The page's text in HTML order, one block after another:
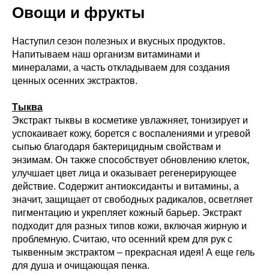
Овощи и фрукты
Наступил сезон полезных и вкусных продуктов.
Напитываем наш организм витаминами и
минералами, а часть откладываем для создания
ценных осенних экстрактов.
Тыква
Экстракт тыквы в косметике увлажняет, тонизирует и
успокаивает кожу, борется с воспалениями и угревой
сыпью благодаря бактерицидным свойствам и
энзимам. Он также способствует обновлению клеток,
улучшает цвет лица и оказывает регенерирующее
действие. Содержит антиоксиданты и витамины, а
значит, защищает от свободных радикалов, осветляет
пигментацию и укрепляет кожный барьер. Экстракт
подходит для разных типов кожи, включая жирную и
проблемную. Считаю, что осенний крем для рук с
тыквенным экстрактом – прекрасная идея! А еще гель
для душа и очищающая пенка.